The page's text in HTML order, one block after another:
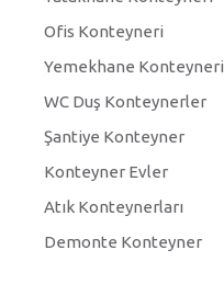
Ofis Konteyneri
Yemekhane Konteyneri
WC Duş Konteynerler
Şantiye Konteyner
Konteyner Evler
Atık Konteynerları
Demonte Konteyner